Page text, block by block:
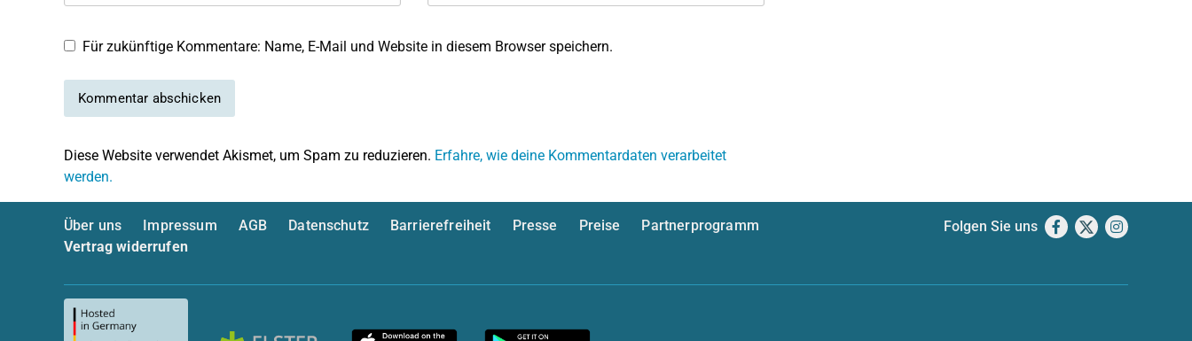
Für zukünftige Kommentare: Name, E-Mail und Website in diesem Browser speichern.
Diese Website verwendet Akismet, um Spam zu reduzieren. Erfahre, wie deine Kommentardaten verarbeitet
werden.
Über uns Impressum AGB Datenschutz Barrierefreiheit Presse Preise
Partnerprogramm
Vertrag widerrufen
Folgen Sie uns Facebook
X Instagram